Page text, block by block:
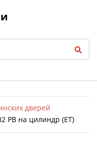
дверей
PB на цилиндр (EТ)